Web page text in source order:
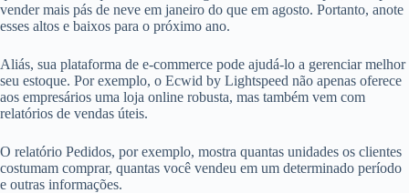
vender mais pás de neve em janeiro do que em agosto. Portanto, anote
esses altos e baixos para o próximo ano.
Aliás, sua plataforma de e-commerce pode ajudá-lo a gerenciar melhor
seu estoque. Por exemplo, o Ecwid by Lightspeed não apenas oferece
aos empresários uma loja online robusta, mas também vem com
relatórios de vendas úteis.
O relatório Pedidos, por exemplo, mostra quantas unidades os clientes
costumam comprar, quantas você vendeu em um determinado período
e outras informações.